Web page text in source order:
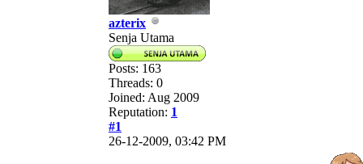
azterix
Senja Utama
Posts: 163
Threads: 0
Joined: Aug 2009
Reputation: 1
#1
26-12-2009, 03:42 PM